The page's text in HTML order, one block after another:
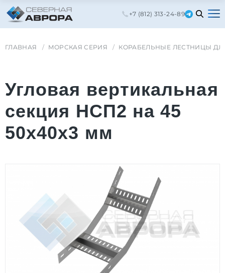
+7 (812) 313-24-89
ГЛАВНАЯ МОРСКАЯ СЕРИЯ КОРАБЕЛЬНЫЕ ЛЕСТНИЦЫ
Угловая вертикальная
секция НСП2 на 45
50x40x3 мм